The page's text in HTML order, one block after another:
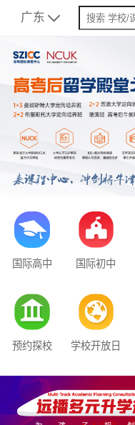
广东 
国际高中 国际初中
预约探校 学校开放日